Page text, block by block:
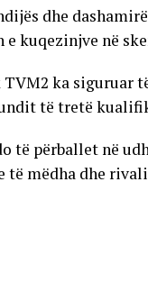
dhe
e kuqezinjve në
ka siguruar
të tretë
të përballet në
të mëdha dhe